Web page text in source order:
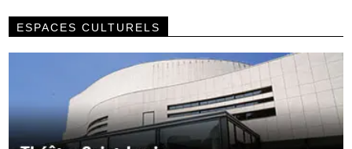
ESPACES CULTURELS